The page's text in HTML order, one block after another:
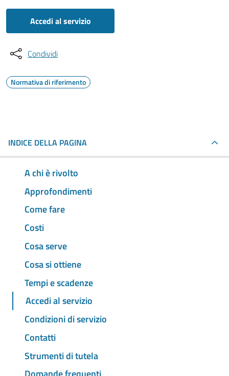
Accedi al servizio
Condividi
Normativa di riferimento
INDICE DELLA PAGINA
A chi è rivolto
Approfondimenti
Come fare
Costi
Cosa serve
Cosa si ottiene
Tempi e scadenze
Accedi al servizio
Condizioni di servizio
Contatti
Strumenti di tutela